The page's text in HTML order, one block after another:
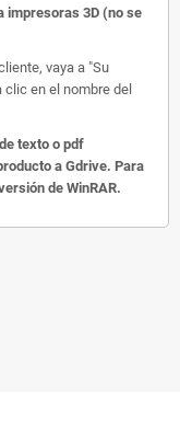
impresoras 3D (no se
vaya a "Su
en el nombre del
texto o pdf
a Gdrive. Para
de WinRAR.